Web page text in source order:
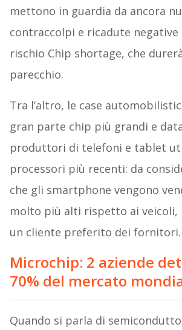
mettono in guardia da ancora
contraccolpi e ricadute negative
rischio Chip shortage, che
parecchio.
Tra l’altro, le case
gran parte chip più grandi e
produttori di telefoni e tablet
processori più recenti: da
che gli smartphone vengono
molto più alti rispetto ai veicoli,
un cliente preferito dei fornitori.
Microchip: 2 aziende
70% del mercato
Quando si parla di